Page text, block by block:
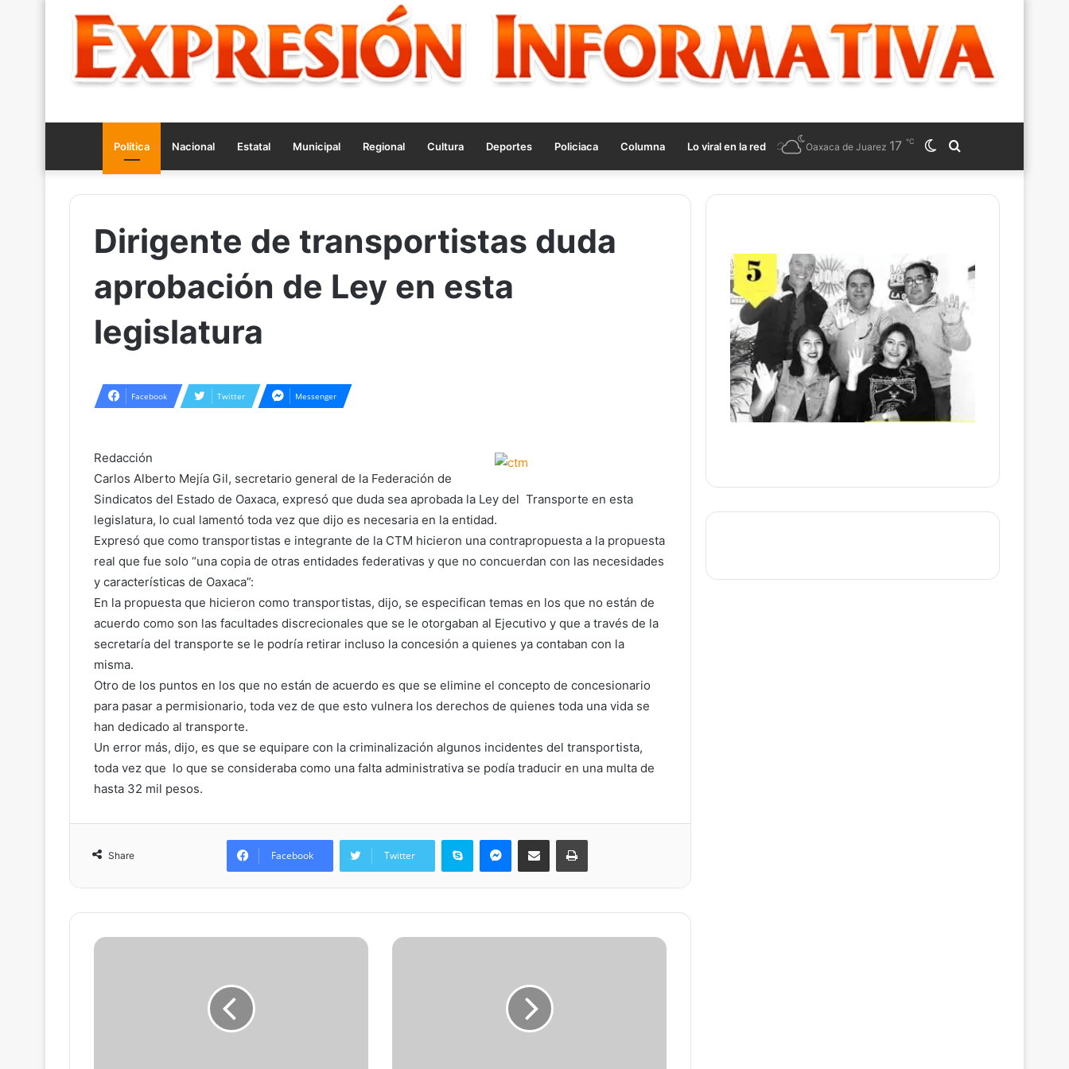
Política Nacional Estatal Municipal Regional Cultura Deportes Policiaca Columna Lo viral en la red Search
for
Switch
skin
Oaxaca de Juarez 17 ℃
Dirigente de transportistas duda
aprobación de Ley en esta
legislatura
Facebook Twitter Messenger
Redacción
Carlos Alberto Mejía Gil, secretario general de la Federación de
Sindicatos del Estado de Oaxaca, expresó que duda sea aprobada la Ley del Transporte en esta
legislatura, lo cual lamentó toda vez que dijo es necesaria en la entidad.
Expresó que como transportistas e integrante de la CTM hicieron una contrapropuesta a la propuesta
real que fue solo “una copia de otras entidades federativas y que no concuerdan con las necesidades
y características de Oaxaca”:
En la propuesta que hicieron como transportistas, dijo, se especifican temas en los que no están de
acuerdo como son las facultades discrecionales que se le otorgaban al Ejecutivo y que a través de la
secretaría del transporte se le podría retirar incluso la concesión a quienes ya contaban con la
misma.
Otro de los puntos en los que no están de acuerdo es que se elimine el concepto de concesionario
para pasar a permisionario, toda vez de que esto vulnera los derechos de quienes toda una vida se
han dedicado al transporte.
Un error más, dijo, es que se equipare con la criminalización algunos incidentes del transportista,
toda vez que lo que se consideraba como una falta administrativa se podía traducir en una multa de
hasta 32 mil pesos.
Share Facebook Twitter
Skype Messenger
Share via Email Print